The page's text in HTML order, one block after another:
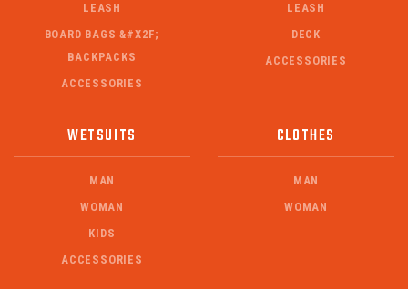
LEASH
BOARD BAGS &#X2F;
BACKPACKS
ACCESSORIES
LEASH
DECK
ACCESSORIES
WETSUITS
MAN
WOMAN
KIDS
ACCESSORIES
CLOTHES
MAN
WOMAN